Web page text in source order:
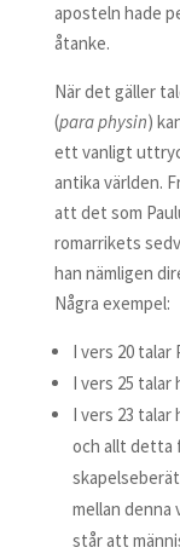
aposteln hade
åtanke.
När det gäller
(para physin)
ett vanligt
antika världen.
att det som
romarrikets
han nämligen
Några exempel:
I vers 20 talar
I vers 25 talar
I vers 23 talar
och allt detta
mellan denna
står att